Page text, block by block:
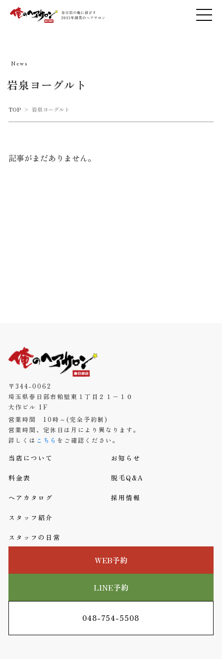
News
岩泉ヨーグルト
TOP > 岩泉ヨーグルト
記事がまだありません。
〒344-0062
埼玉県春日部市粕壁東１丁目２１−１０
大作ビル 1F
営業時間 10時～(完全予約制)
営業時間、定休日は月により異なります。
詳しくは こちら をご確認ください。
当店について
料金表
ヘアカタログ
スタッフ紹介
スタッフの日常
お知らせ
脱毛Q&A
採用情報
WEB予約
LINE予約
048-754-5508